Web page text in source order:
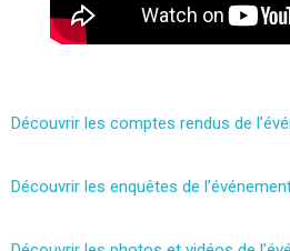
Découvrir les comptes rendus de
Découvrir les enquêtes de